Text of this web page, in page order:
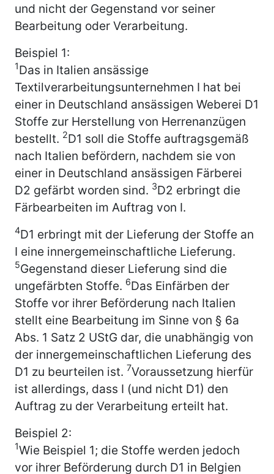
und nicht der Gegenstand vor seiner
Bearbeitung oder Verarbeitung.
Beispiel 1:
1Das in Italien ansässige
Textilverarbeitungsunternehmen I hat bei
einer in Deutschland ansässigen Weberei D1
Stoffe zur Herstellung von Herrenanzügen
bestellt. 2D1 soll die Stoffe auftragsgemäß
nach Italien befördern, nachdem sie von
einer in Deutschland ansässigen Färberei
D2 gefärbt worden sind. 3D2 erbringt die
Färbearbeiten im Auftrag von I.
4D1 erbringt mit der Lieferung der Stoffe an
I eine innergemeinschaftliche Lieferung.
5Gegenstand dieser Lieferung sind die
ungefärbten Stoffe. 6Das Einfärben der
Stoffe vor ihrer Beförderung nach Italien
stellt eine Bearbeitung im Sinne von § 6a
Abs. 1 Satz 2 UStG dar, die unabhängig von
der innergemeinschaftlichen Lieferung des
D1 zu beurteilen ist. 7Voraussetzung hierfür
ist allerdings, dass I (und nicht D1) den
Auftrag zu der Verarbeitung erteilt hat.
Beispiel 2:
1Wie Beispiel 1; die Stoffe werden jedoch
vor ihrer Beförderung durch D1 in Belgien